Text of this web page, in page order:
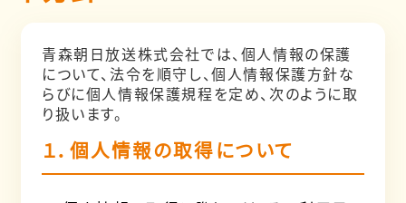
青森朝日放送株式会社では、個人情報の保護
について、法令を順守し、個人情報保護方針な
らびに個人情報保護規程を定め、次のように取
り扱います。
１．個人情報の取得について